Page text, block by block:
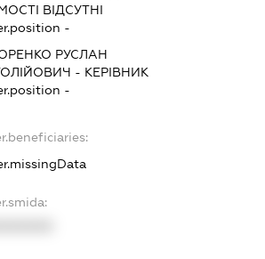
ВІДСУТНІ
-
РУСЛАН
- КЕРІВНИК
-